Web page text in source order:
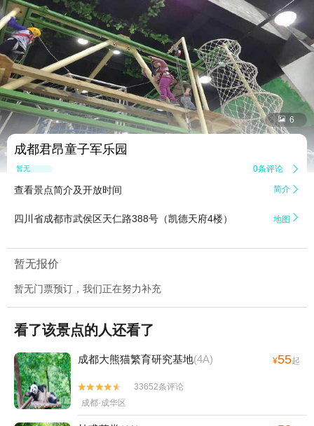
 6
成都君昂童子军乐园
暂无点评 0条评论 
查看景点简介及开放时间 简介 
四川省成都市武侯区天仁路388号（凯德天府4楼） 地图 
暂无报价
暂无门票预订，我们正在努力补充
看了该景点的人还看了
成都大熊猫繁育研究基地(4A) ¥55起


33652条评论
成都·成华区
